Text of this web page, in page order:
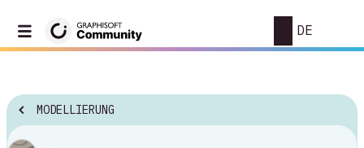
DE
MODELLIERUNG